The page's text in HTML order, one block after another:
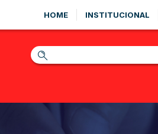
HOME INSTITUCIONAL